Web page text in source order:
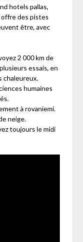
hotels pallas,
des pistes
être, avec
2 000 km de
essais, en
chaleureux.
humaines
à rovaniemi.
neige.
toujours le midi